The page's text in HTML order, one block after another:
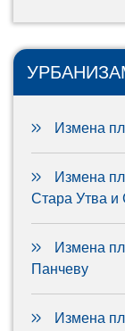
Измена
Измена
Стара Утва и
Измена
Панчеву
Измена